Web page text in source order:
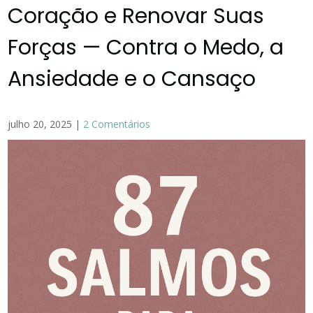
Coração e Renovar Suas
Forças — Contra o Medo, a
Ansiedade e o Cansaço
julho 20, 2025 | 2 Comentários